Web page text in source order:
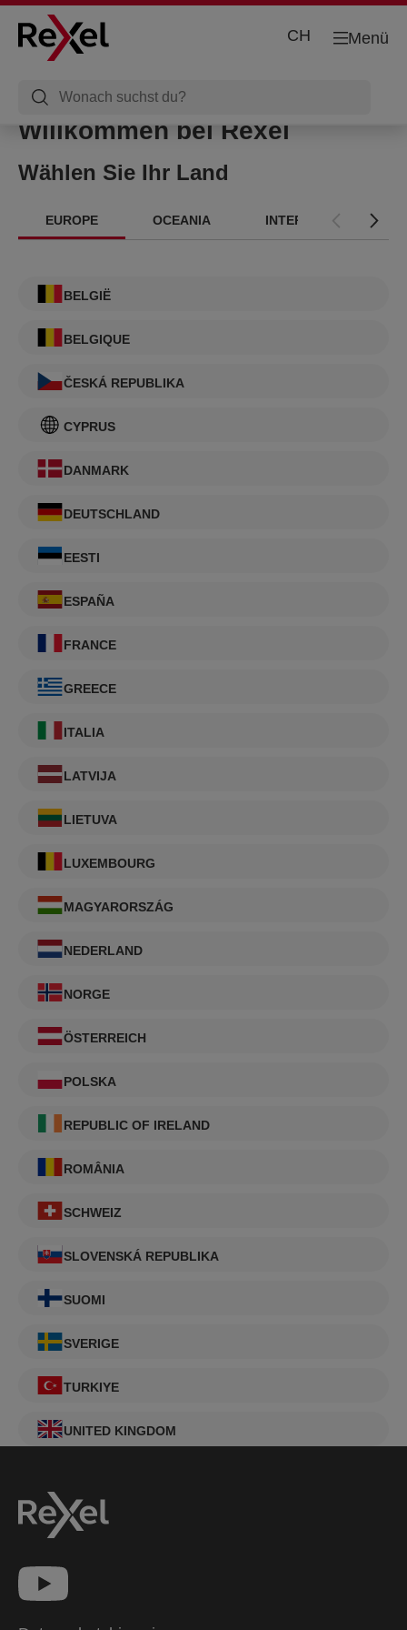
Menü
CH
Willkommen bei Rexel
Wählen Sie Ihr Land
EUROPE OCEANIA INTERNATIONAL
BELGIË
BELGIQUE
ČESKÁ REPUBLIKA
CYPRUS
DANMARK
DEUTSCHLAND
EESTI
ESPAÑA
FRANCE
GREECE
ITALIA
LATVIJA
LIETUVA
LUXEMBOURG
MAGYARORSZÁG
NEDERLAND
NORGE
ÖSTERREICH
POLSKA
REPUBLIC OF IRELAND
ROMÂNIA
SCHWEIZ
SLOVENSKÁ REPUBLIKA
SUOMI
SVERIGE
TURKIYE
UNITED KINGDOM